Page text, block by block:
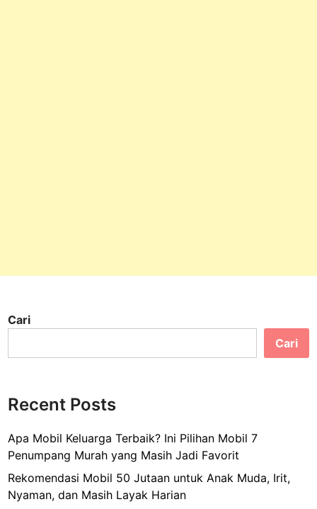
Cari
Cari
Recent Posts
Apa Mobil Keluarga Terbaik? Ini Pilihan Mobil 7
Penumpang Murah yang Masih Jadi Favorit
Rekomendasi Mobil 50 Jutaan untuk Anak Muda, Irit,
Nyaman, dan Masih Layak Harian